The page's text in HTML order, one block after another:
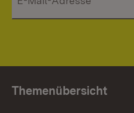
Themenübersicht